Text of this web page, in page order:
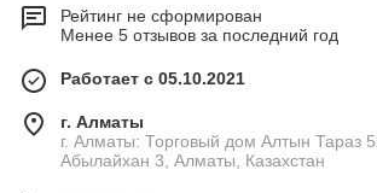
Рейтинг не сформирован
Менее 5 отзывов за последний год
Работает с 05.10.2021
г. Алматы
г. Алматы: Торговый дом Алтын Тараз
Абылайхан 3, Алматы, Казахстан